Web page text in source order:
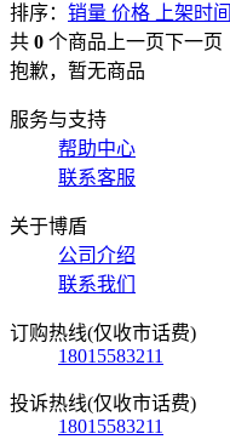
排序： 销量 价格 上架时间
共 0 个商品 上一页下一页
抱歉，暂无商品
服务与支持
帮助中心
联系客服
关于博盾
公司介绍
联系我们
订购热线(仅收市话费)
18015583211
投诉热线(仅收市话费)
18015583211